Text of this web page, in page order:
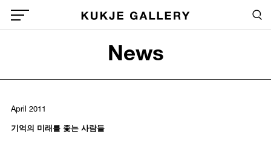
Skip to main content
Global Menu Open Button
News
April 2011
기억의 미래를 좇는 사람들